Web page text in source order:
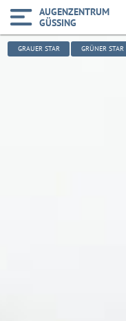
AUGENZENTRUM
GÜSSING
GRAUER STAR GRÜNER STAR